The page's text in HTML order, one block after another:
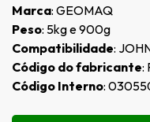
Marca: GEOMAQ
Peso: 5kg e 900g
Compatibilidade:
Código do fabricante:
Código Interno: